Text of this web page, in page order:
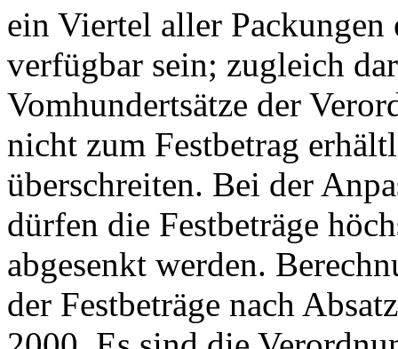
ein Viertel aller Packungen
verfügbar sein; zugleich
Vomhundertsätze der
nicht zum Festbetrag
überschreiten. Bei der
dürfen die Festbeträge
abgesenkt werden.
der Festbeträge nach